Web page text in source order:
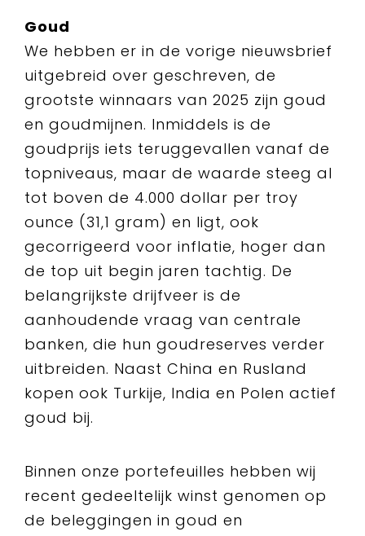
Goud
We hebben er in de vorige nieuwsbrief
uitgebreid over geschreven, de
grootste winnaars van 2025 zijn goud
en goudmijnen. Inmiddels is de
goudprijs iets teruggevallen vanaf de
topniveaus, maar de waarde steeg al
tot boven de 4.000 dollar per troy
ounce (31,1 gram) en ligt, ook
gecorrigeerd voor inflatie, hoger dan
de top uit begin jaren tachtig. De
belangrijkste drijfveer is de
aanhoudende vraag van centrale
banken, die hun goudreserves verder
uitbreiden. Naast China en Rusland
kopen ook Turkije, India en Polen actief
goud bij.
Binnen onze portefeuilles hebben wij
recent gedeeltelijk winst genomen op
de beleggingen in goud en